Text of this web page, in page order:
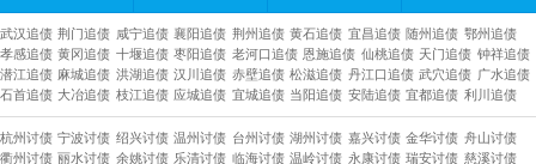
武汉追债 荆门追债 咸宁追债 襄阳追债 荆州追债 黄石追债 宜昌追债 随州追债 鄂州追债
孝感追债 黄冈追债 十堰追债 枣阳追债 老河口追债 恩施追债 仙桃追债 天门追债 钟祥追债
潜江追债 麻城追债 洪湖追债 汉川追债 赤壁追债 松滋追债 丹江口追债 武穴追债 广水追债
石首追债 大冶追债 枝江追债 应城追债 宜城追债 当阳追债 安陆追债 宜都追债 利川追债
杭州讨债 宁波讨债 绍兴讨债 温州讨债 台州讨债 湖州讨债 嘉兴讨债 金华讨债 舟山讨债
衢州讨债 丽水讨债 余姚讨债 乐清讨债 临海讨债 温岭讨债 永康讨债 瑞安讨债 慈溪讨债